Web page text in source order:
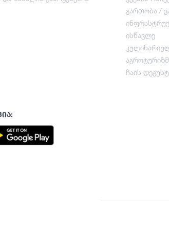
გართობა
ჩაის
გართობა /
ისწავლე
ჩაის